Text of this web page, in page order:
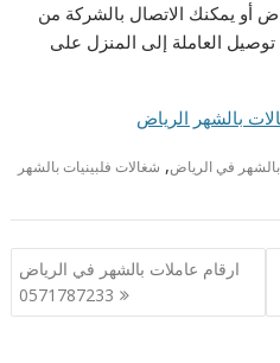
أو يمكنك الاتصال بالشركة من
توصيل العاملة إلى المنزل على
بالشهر الرياض
في الرياض, شغالات فلبينيات بالشهر
ارقام عاملات بالشهر في الرياض
0571787233